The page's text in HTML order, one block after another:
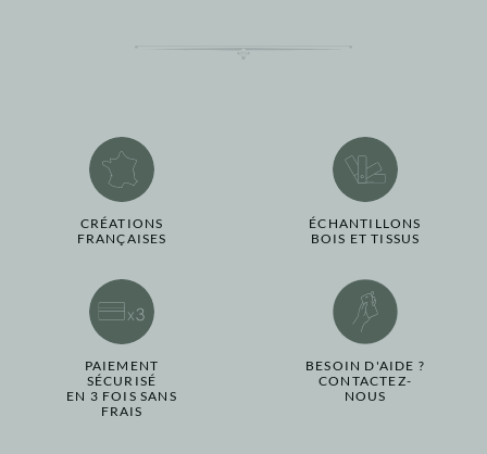
CRÉATIONS
FRANÇAISES
ÉCHANTILLONS
BOIS ET TISSUS
PAIEMENT
SÉCURISÉ
EN 3 FOIS SANS
FRAIS
BESOIN D'AIDE ?
CONTACTEZ-
NOUS